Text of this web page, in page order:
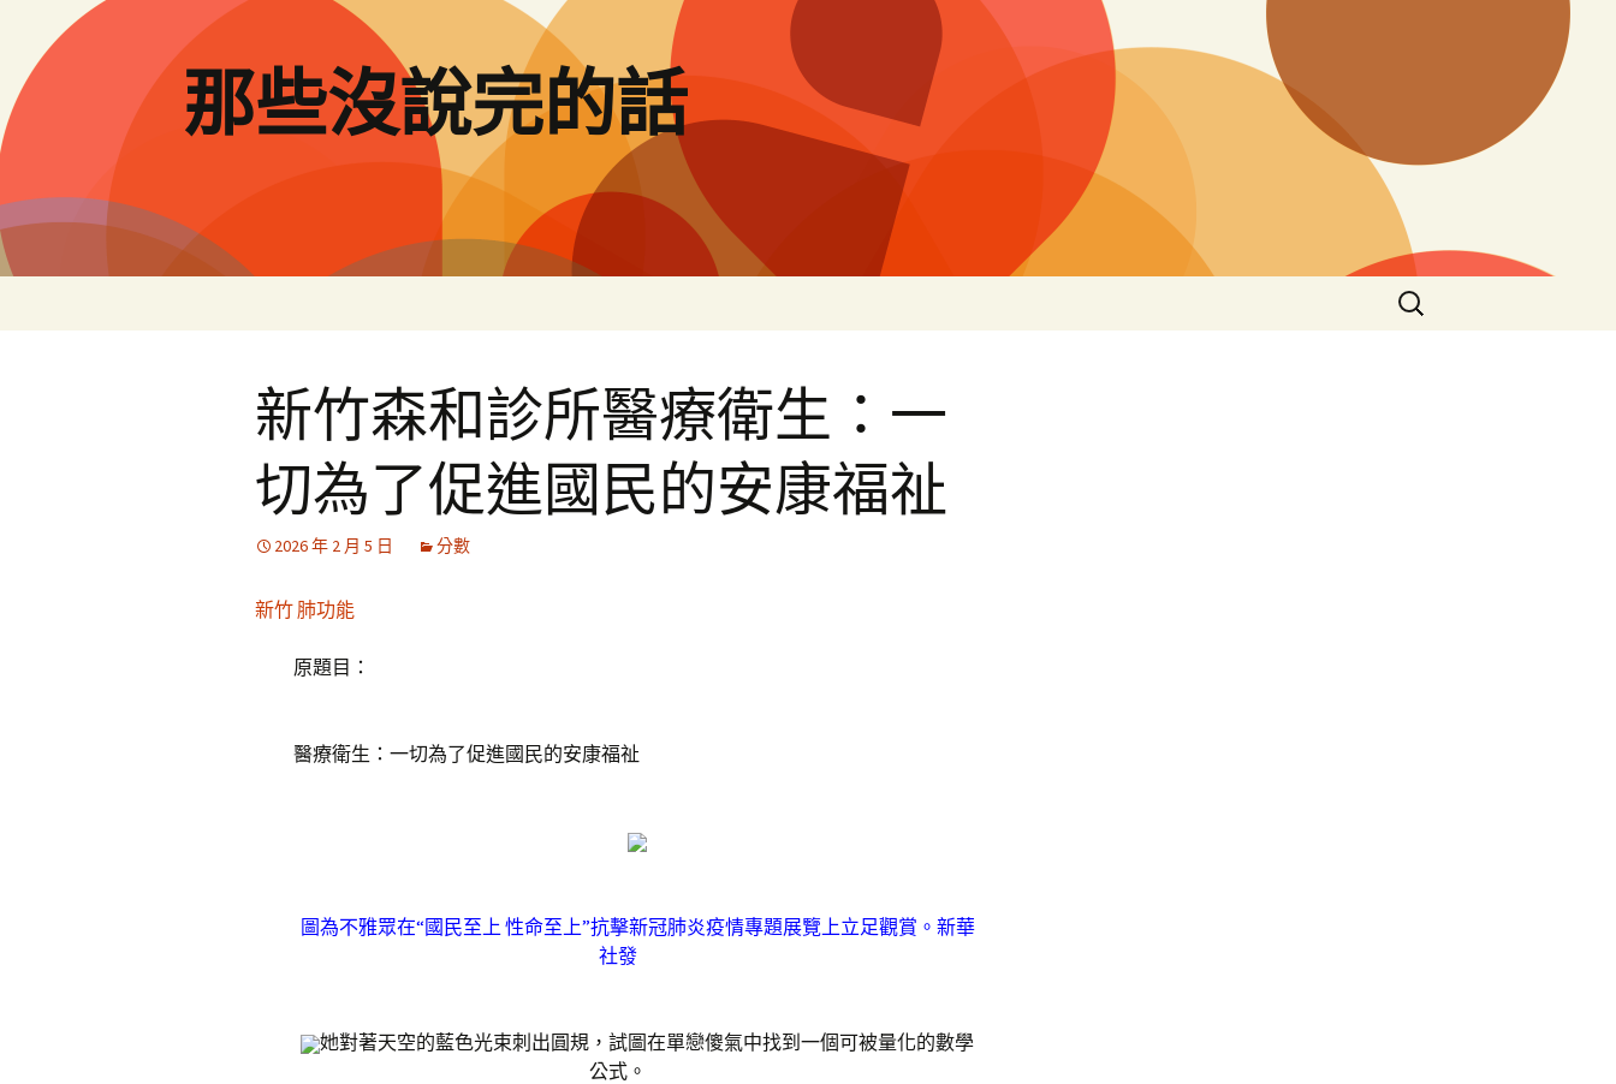
要
內
容
那些沒說完的話
搜
尋
新竹森和診所醫療衛生：一
切為了促進國民的安康福祉
2026 年 2 月 5 日 分數
新竹 肺功能
原題目：
醫療衛生：一切為了促進國民的安康福祉
圖為不雅眾在“國民至上 性命至上”抗擊新冠肺炎疫情專題展覽上立足觀賞。新華
社發
她對著天空的藍色光束刺出圓規，試圖在單戀傻氣中找到一個可被量化的數學
公式。